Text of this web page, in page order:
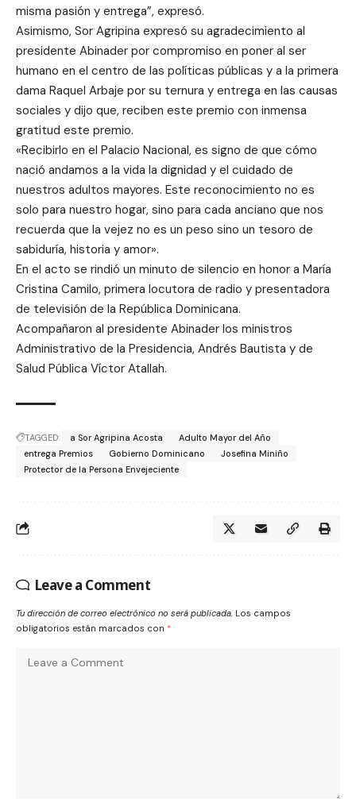
misma pasión y entrega”, expresó.
Asimismo, Sor Agripina expresó su agradecimiento al
presidente Abinader por compromiso en poner al ser
humano en el centro de las políticas públicas y a la primera
dama Raquel Arbaje por su ternura y entrega en las causas
sociales y dijo que, reciben este premio con inmensa
gratitud este premio.
«Recibirlo en el Palacio Nacional, es signo de que cómo
nació andamos a la vida la dignidad y el cuidado de
nuestros adultos mayores. Este reconocimiento no es
solo para nuestro hogar, sino para cada anciano que nos
recuerda que la vejez no es un peso sino un tesoro de
sabiduría, historia y amor».
En el acto se rindió un minuto de silencio en honor a María
Cristina Camilo, primera locutora de radio y presentadora
de televisión de la República Dominicana.
Acompañaron al presidente Abinader los ministros
Administrativo de la Presidencia, Andrés Bautista y de
Salud Pública Víctor Atallah.
TAGGED: a Sor Agripina Acosta
Adulto Mayor del Año
entrega Premios
Gobierno Dominicano
Josefina Miniño
Protector de la Persona Envejeciente
Leave a Comment
Tu dirección de correo electrónico no será publicada. Los campos
obligatorios están marcados con *